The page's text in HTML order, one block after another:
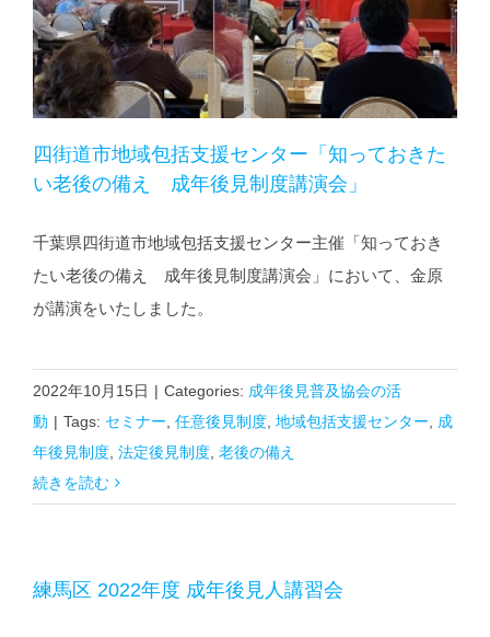
四街道市地域包括支援センター「知っておきた
い老後の備え 成年後見制度講演会」
千葉県四街道市地域包括支援センター主催「知っておき
たい老後の備え 成年後見制度講演会」において、金原
が講演をいたしました。
2022年10月15日 | Categories: 成年後見普及協会の活
動 | Tags: セミナー 任意後見制度 地域包括支援センター
成
年後見制度 法定後見制度 老後の備え
続きを読む
練馬区 2022年度 成年後見人講習会